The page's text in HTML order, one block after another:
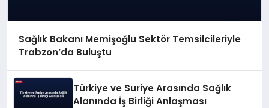
Sağlık Bakanı Memişoğlu Sektör Temsilcileriyle
Trabzon’da Buluştu
Türkiye ve Suriye Arasında Sağlık
Alanında İş Birliği Anlaşması